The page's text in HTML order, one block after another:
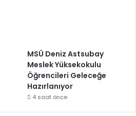
MSÜ Deniz Astsubay
Meslek Yüksekokulu
Öğrencileri Geleceğe
Hazırlanıyor
4 saat önce